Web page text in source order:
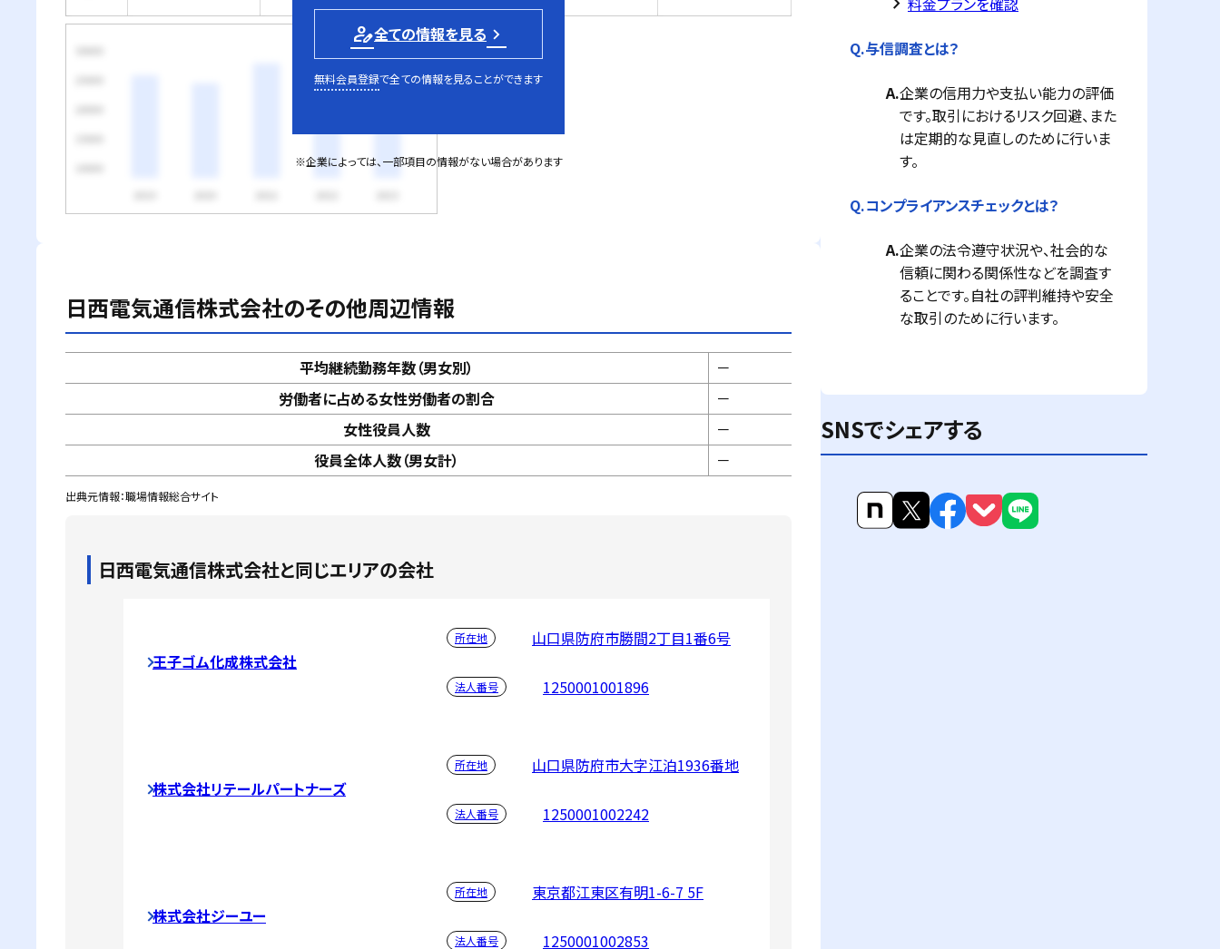
person_edit全ての情報を見る
無料会員登録で全ての情報を見ることができます
※企業によっては、一部項目の情報がない場合があります
日西電気通信株式会社のその他周辺情報
平均継続勤務年数（男女別）
－
労働者に占める女性労働者の割合
－
女性役員人数
－
役員全体人数（男女計）
－
出典元情報：職場情報総合サイト
日西電気通信株式会社と同じエリアの会社
王子ゴム化成株式会社
所在地 山口県防府市勝間2丁目1番6号
法人番号 1250001001896
株式会社リテールパートナーズ
所在地 山口県防府市大字江泊1936番地
法人番号 1250001002242
株式会社ジーユー
所在地 東京都江東区有明1-6-7 5F
法人番号 1250001002853
Q.与信調査とは？
A.企業の信用力や支払い能力の評価
です。取引におけるリスク回避、また
は定期的な見直しのために行いま
す。
Q.コンプライアンスチェックとは？
A.企業の法令遵守状況や、社会的な
信頼に関わる関係性などを調査す
ることです。自社の評判維持や安全
な取引のために行います。
SNSでシェアする